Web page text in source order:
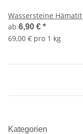
Wassersteine Hämatit
ab 6,90 € *
69,00 € pro 1 kg
Kategorien